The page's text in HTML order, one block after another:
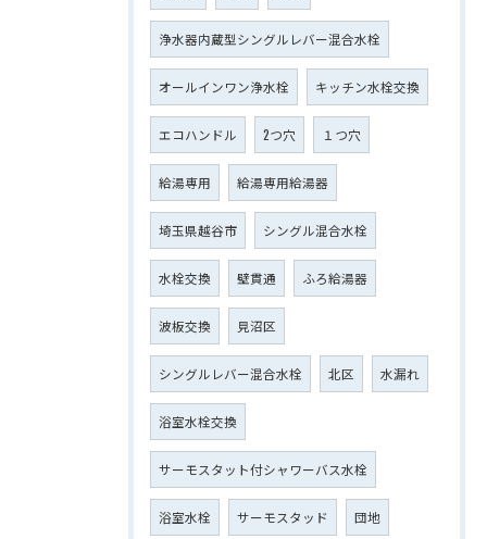
浄水器内蔵型シングルレバー混合水栓
オールインワン浄水栓 キッチン水栓交換
エコハンドル 2つ穴 １つ穴
給湯専用 給湯専用給湯器
埼玉県越谷市 シングル混合水栓
水栓交換 壁貫通 ふろ給湯器
波板交換 見沼区
シングルレバー混合水栓 北区 水漏れ
浴室水栓交換
サーモスタット付シャワーバス水栓
浴室水栓 サーモスタッド 団地